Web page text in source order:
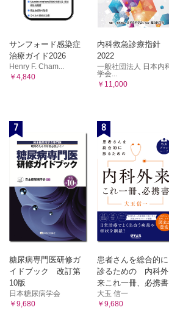
1 生理学とは
①細胞の構造と機能/②組織・器官と生体
④体液の区分と組成
2 筋の生理
①骨格筋
3 神経の生理
①神経信号の伝達/②神経系の構成/③脳
5 感覚の生理
①感覚の一般的特性/②特殊感覚/③体性感
④内臓感覚（臓器感覚・内臓痛覚）/⑤発
ム
6 内分泌
①ホルモンの一般的性質/②それぞれの内
7 生 殖
①性分化/②男性生殖器/③女性生殖器/④
8 血 液
9 骨の生理
①骨の成長/②カルシウム代謝調節ホルモ
①心臓/②血管/③循環の調節
11 呼吸の生理学
①医師法/②保健師助産師看護師法/③診
④理学療法士および作業療法士法/⑤薬
①医療提供の理念/②病院・診療所・
療支
援病院・特定機能病院の定義/④医療
①生活保護法/②児童福祉法/③身体障
11 社会保険関係法規
①健康保険法/②国民健康保険法/③高
する法律/
12 その他の関係法規
①個人情報の保護に関する法律
3 社会保障制度
1 社会保障
①社会保障制度/②社会保障の3 つの機
2 社会保険
①現在の日本の「社会保険制度」/②
④雇用保険制度の仕組み/⑤労働災害補
⑥介護保険の意義と仕組み/⑦社会福祉
サンフォード感染症
治療ガイド2026
Henry F. Cham...
￥4,840
内科救急診療指針
2022
一般社団法人 日本内
学会...
￥11,000
7
糖尿病専門医研修ガ
イドブック 改訂第
10版
日本糖尿病学会
￥9,680
8
患者さんを総合的に
診るための 内科外
来これ一冊、必携書
大玉 信一
￥9,680